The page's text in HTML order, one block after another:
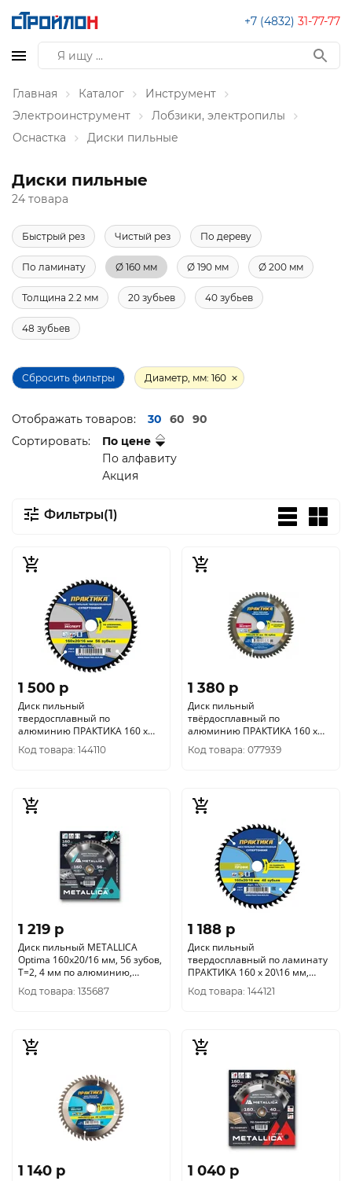
+7 (4832) 31-77-77
Главная Каталог
Инструмент
Электроинструмент
Лобзики, электропилы
Оснастка
Диски пильные
Диски пильные
24 товара
Быстрый рез Чистый рез По дереву
По ламинату Ø 160 мм Ø 190 мм Ø 200 мм
Толщина 2.2 мм 20 зубьев 40 зубьев
48 зубьев
Сбросить фильтры Диаметр, мм: 160
Отображать товаров: 30 60
90
Сортировать:
По цене
По алфавиту
Акция
Фильтры(1)
1 500 p
Диск пильный
твердосплавный по
алюминию ПРАКТИКА 160 х
20\16 мм, ТОНКИЙ, 56 зубьев
(922-005)
Код товара: 144110
1 380 p
Диск пильный
твёрдосплавный по
алюминию ПРАКТИКА 160 х
20/16 мм, 56 зубов 776-836
Код товара: 077939
1 219 p
Диск пильный METALLICA
Optima 160x20/16 мм, 56 зубов,
Т=2, 4 мм по алюминию,
пластику, 903285
Код товара: 135687
1 188 p
Диск пильный
твердосплавный по ламинату
ПРАКТИКА 160 х 20\16 мм,
ТОНКИЙ, 48 зубьев (921-954)
Код товара: 144121
1 140 p 1 040 p